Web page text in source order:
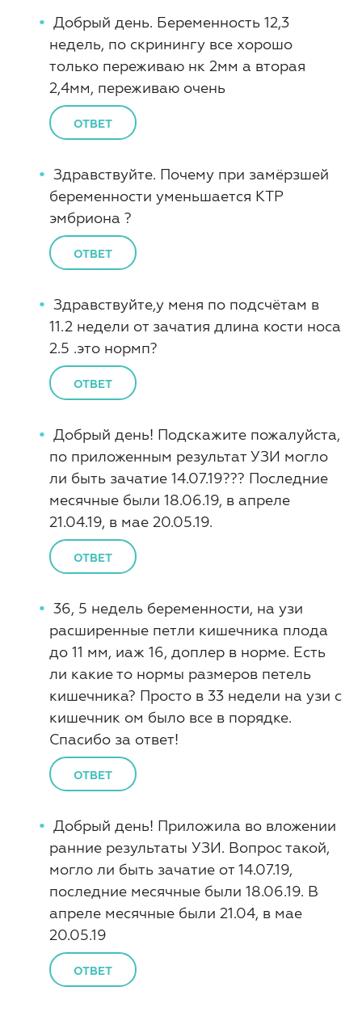
Добрый день. Беременность 12,3
недель, по скринингу все хорошо
только переживаю нк 2мм а вторая
2,4мм, переживаю очень
ОТВЕТ
Здравствуйте. Почему при замёрзшей
беременности уменьшается КТР
эмбриона ?
ОТВЕТ
Здравствуйте,у меня по подсчётам в
11.2 недели от зачатия длина кости носа
2.5 .это нормп?
ОТВЕТ
Добрый день! Подскажите пожалуйста,
по приложенным результат УЗИ могло
ли быть зачатие 14.07.19??? Последние
месячные были 18.06.19, в апреле
21.04.19, в мае 20.05.19.
ОТВЕТ
36, 5 недель беременности, на узи
расширенные петли кишечника плода
до 11 мм, иаж 16, доплер в норме. Есть
ли какие то нормы размеров петель
кишечника? Просто в 33 недели на узи с
кишечник ом было все в порядке.
Спасибо за ответ!
ОТВЕТ
Добрый день! Приложила во вложении
ранние результаты УЗИ. Вопрос такой,
могло ли быть зачатие от 14.07.19,
последние месячные были 18.06.19. В
апреле месячные были 21.04, в мае
20.05.19
ОТВЕТ